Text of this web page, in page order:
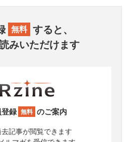
無料 すると、
みいただけます
録 無料 のご案内
去記事が閲覧できます